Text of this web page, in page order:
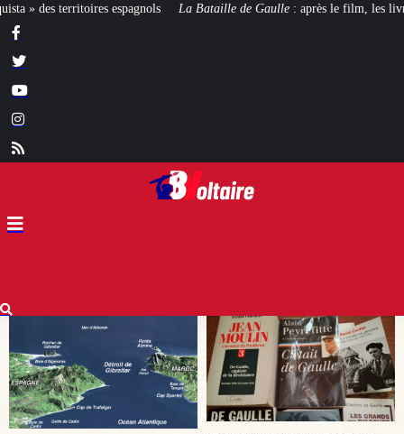
Bataille de Gaulle: après le film, les livres ! [CINÉMA]De la Comédie-